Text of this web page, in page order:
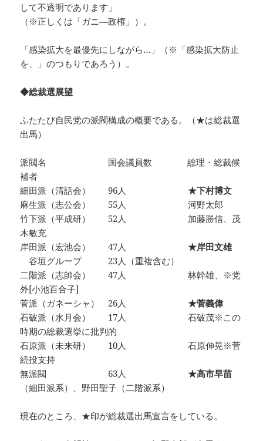
して不透明であります」
（※正しくは「ガニ―政権」）。
「感染拡大を最優先にしながら…」（※「感染拡大防止
を、」のつもりであろう）。
◆総裁選展望
ふたたび自民党の派閥構成の概要である。（★は総裁選
出馬）
派閥名 国会議員数 総理・総裁候
補者
細田派（清話会） 96人★下村博文
麻生派（志公会） 55人 河野太郎
竹下派（平成研） 52人 加藤勝信、茂
木敏充
岸田派（宏池会） 47人★岸田文雄
谷垣グループ 23人（重複含む）
二階派（志帥会） 47人 林幹雄、※党
外[小池百合子]
菅派（ガネーシャ） 26人★菅義偉
石破派（水月会） 17人 石破茂※この
時期の総裁選挙に批判的
石原派（未来研） 10人 石原伸晃※菅
続投支持
無派閥 63人★高市早苗
（細田派系）、野田聖子（二階派系）
現在のところ、★印が総裁選出馬宣言をしている。